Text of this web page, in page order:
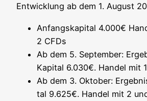
Ent­wick­lung ab dem 1. August
Anfangs­ka­pi­tal 4.000€
2 CFDs
Ab dem 5. Sep­tem­ber:
Kapi­tal 6.030€. Han­del mit
Ab dem 3. Okto­ber:
tal 9.625€. Han­del mit 2